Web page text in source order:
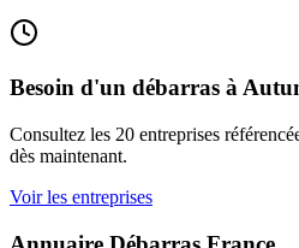
Besoin d'un débarras à
Consultez les 20 entreprises
dès maintenant.
Voir les entreprises